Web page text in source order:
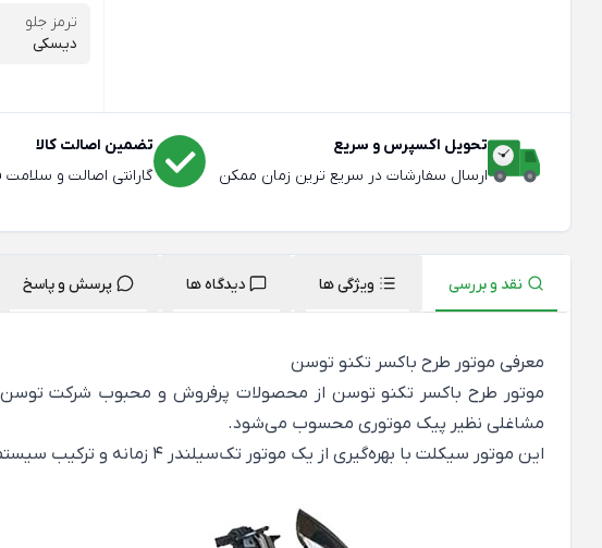
ترمز جلو
دیسکی
تحویل اکسپرس و سریع
ارسال سفارشات در سریع ترین زمان ممکن
تضمین اصالت کالا
گارانتی اصالت و سلامت
نقد و بررسی ویژگی ها دیدگاه ها پرسش و پاسخ
معرفی موتور طرح باکسر تکنو توسن
موتور طرح باکسر تکنو توسن از محصولات پرفروش و محبوب شرکت توسن
مشاغلی نظیر پیک موتوری محسوب می‌شود.
این موتور سیکلت با بهره‌گیری از یک موتور تک‌سیلندر ۴ زمانه و ترکیب سیستم استارت الکتریکی و هندلی، تجربه‌ای بی‌نظیر از قدرت و کارایی را ارائه می‌دهد.